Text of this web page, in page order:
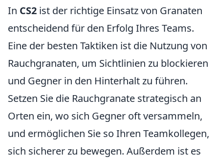
In CS2 ist der richtige Einsatz von Granaten
entscheidend für den Erfolg Ihres Teams.
Eine der besten Taktiken ist die Nutzung von
Rauchgranaten, um Sichtlinien zu blockieren
und Gegner in den Hinterhalt zu führen.
Setzen Sie die Rauchgranate strategisch an
Orten ein, wo sich Gegner oft versammeln,
und ermöglichen Sie so Ihren Teamkollegen,
sich sicherer zu bewegen. Außerdem ist es